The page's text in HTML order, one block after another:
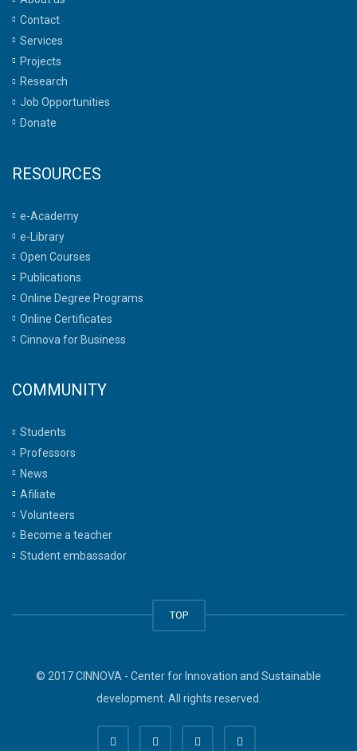
Contact
Services
Projects
Research
Job Opportunities
Donate
RESOURCES
e-Academy
e-Library
Open Courses
Publications
Online Degree Programs
Online Certificates
Cinnova for Business
COMMUNITY
Students
Professors
News
Afiliate
Volunteers
Become a teacher
Student embassador
TOP
© 2017 CINNOVA - Center for Innovation and Sustainable
development. All rights reserved.